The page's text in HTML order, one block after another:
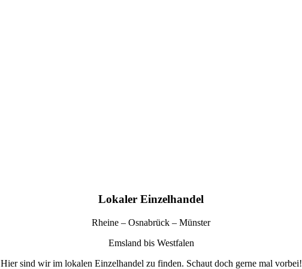
Lokaler Einzelhandel
Rheine – Osnabrück – Münster
Emsland bis Westfalen
Hier sind wir im lokalen Einzelhandel zu finden. Schaut doch gerne mal vorbei!